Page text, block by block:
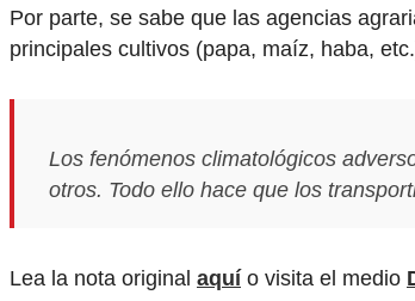
Por parte, se sabe que las agencias
principales cultivos (papa, maíz, haba,
Los fenómenos climatológicos
otros. Todo ello hace que los
Lea la nota original aquío visita el medio